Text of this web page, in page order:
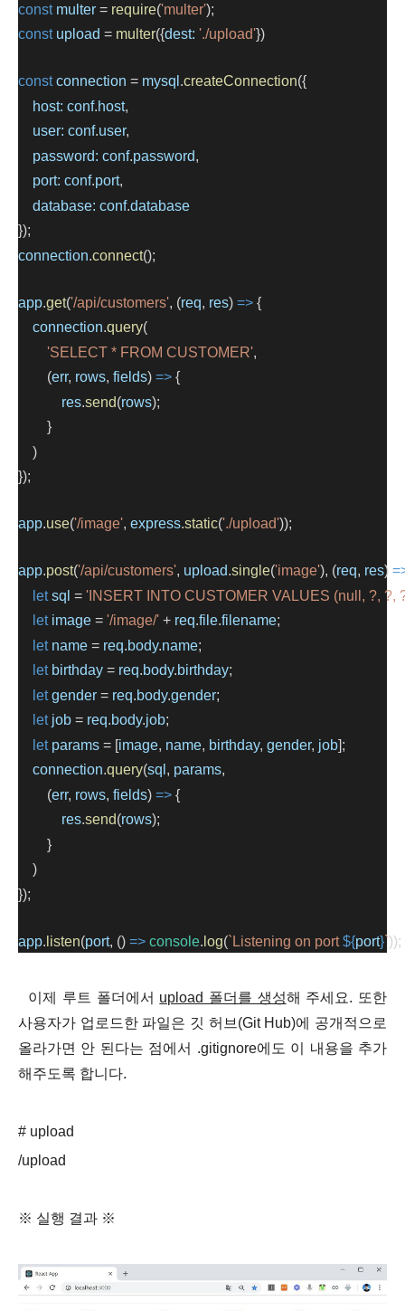
const multer = require('multer');
const upload = multer({dest: './upload'})
const connection = mysql .createConnection({
host: conf.host,
user: conf.user,
password: conf.password,
port: conf.port,
database: conf.database
});
connection.connect();
app.get('/api/customers', (req, res) => {
connection.query(
'SELECT * FROM CUSTOMER',
        (
err, rows, fields) => {
res.send(rows);
        }
    )
});
app.use('/image', express.static('./upload'));
app.post('/api/customers', upload.single('image'), (req, res)
let sql = 'INSERT INTO CUSTOMER VALUES (null, ?, ?,
let image = '/image/' + req.file.filename;
let name = req.body.name;
let birthday = req.body.birthday;
let gender = req.body.gender;
let job = req.body.job;
let params = [image, name, birthday, gender, job];
connection.query(sql , params,
        (
err, rows, fields) => {
res.send(rows);
        }
    )
});
app. listen(port, () => console. log(`Listening on port ${port}`));
이제 루트 폴더에서 upload 폴더를 생성해 주세요. 또한
사용자가 업로드한 파일은 깃 허브(Git Hub)에 공개적으로
올라가면 안 된다는 점에서 .gitignore에도 이 내용을 추가
해주도록 합니다.
# upload
/upload
※ 실행 결과 ※